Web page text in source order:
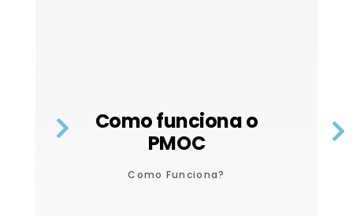
Como funciona o
PMOC
Como Funciona?